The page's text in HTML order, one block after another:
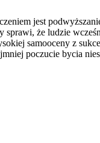
jest
że ludzie
samooceny z
poczucie bycia